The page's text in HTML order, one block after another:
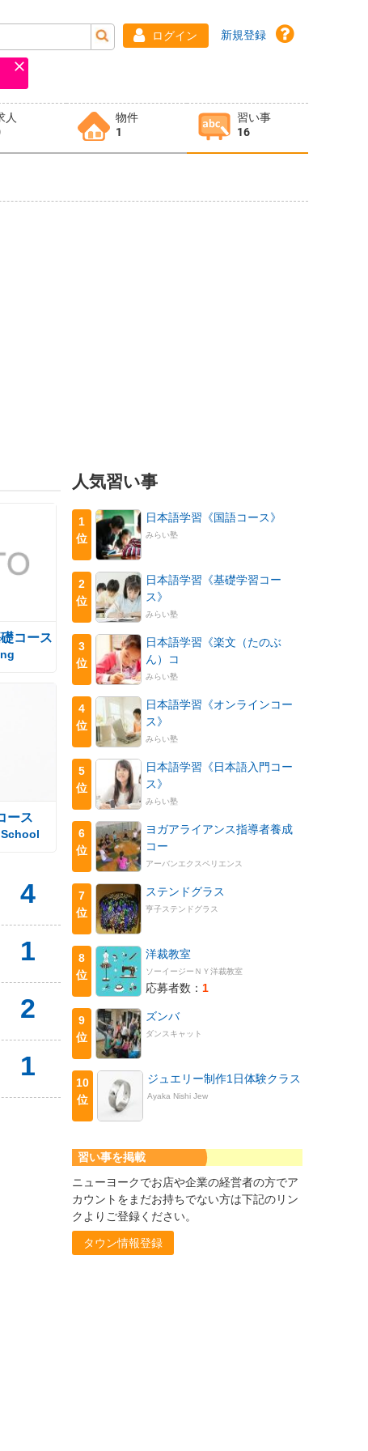
ログイン 新規登録
人
物件
1
習い事
16
コース
ース
4
1
2
1
人気習い事
1
位
日本語学習《国語コース》
みらい塾
2
位
日本語学習《基礎学習コー
ス》
みらい塾
3
位
日本語学習《楽文（たのぶ
ん）コ
みらい塾
4
位
日本語学習《オンラインコー
ス》
みらい塾
5
位
日本語学習《日本語入門コー
ス》
みらい塾
6
位
ヨガアライアンス指導者養成
コー
アーバンエクスペリエンス
7
位
ステンドグラス
亨子ステンドグラス
8
位
洋裁教室
ソーイージーＮＹ洋裁教室
応募者数： 1
9
位
ズンバ
ダンスキャット
10
位
ジュエリー制作1日体験クラス
Ayaka Nishi Jew
習い事を掲載
ニューヨークでお店や企業の経営者の方でア
カウントをまだお持ちでない方は下記のリン
クよりご登録ください。
タウン情報登録